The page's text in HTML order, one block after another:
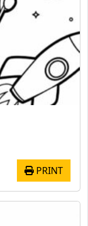
PRINT